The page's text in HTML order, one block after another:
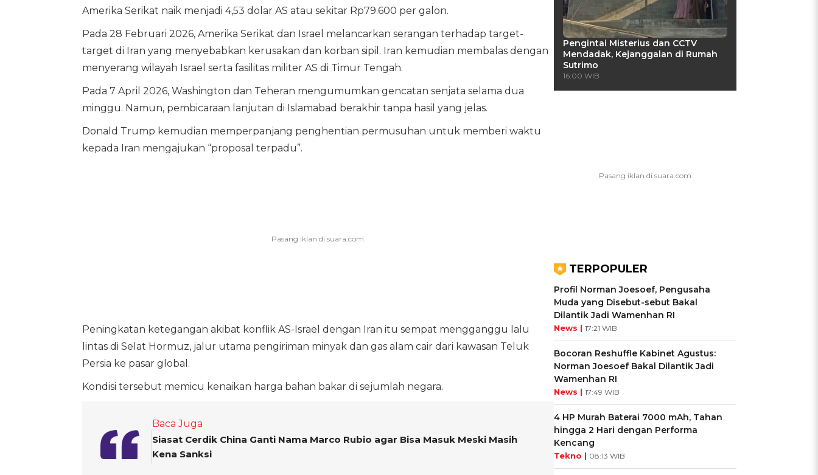
Amerika Serikat naik menjadi 4,53 dolar AS atau sekitar Rp79.600 per galon.
Pada 28 Februari 2026, Amerika Serikat dan Israel melancarkan serangan terhadap target-
target di Iran yang menyebabkan kerusakan dan korban sipil. Iran kemudian membalas dengan
menyerang wilayah Israel serta fasilitas militer AS di Timur Tengah.
Pada 7 April 2026, Washington dan Teheran mengumumkan gencatan senjata selama dua
minggu. Namun, pembicaraan lanjutan di Islamabad berakhir tanpa hasil yang jelas.
Donald Trump kemudian memperpanjang penghentian permusuhan untuk memberi waktu
kepada Iran mengajukan “proposal terpadu”.
Peningkatan ketegangan akibat konflik AS-Israel dengan Iran itu sempat mengganggu lalu
lintas di Selat Hormuz, jalur utama pengiriman minyak dan gas alam cair dari kawasan Teluk
Persia ke pasar global.
Kondisi tersebut memicu kenaikan harga bahan bakar di sejumlah negara.
Baca Juga
Siasat Cerdik China Ganti Nama Marco Rubio agar Bisa Masuk Meski Masih
Kena Sanksi
Pengintai Misterius dan CCTV
Mendadak, Kejanggalan di Rumah
Sutrimo
16:00 WIB
TERPOPULER
Profil Norman Joesoef, Pengusaha
Muda yang Disebut-sebut Bakal
Dilantik Jadi Wamenhan RI
News | 17:21 WIB
Bocoran Reshuffle Kabinet Agustus:
Norman Joesoef Bakal Dilantik Jadi
Wamenhan RI
News | 17:49 WIB
4 HP Murah Baterai 7000 mAh, Tahan
hingga 2 Hari dengan Performa
Kencang
Tekno | 08:13 WIB